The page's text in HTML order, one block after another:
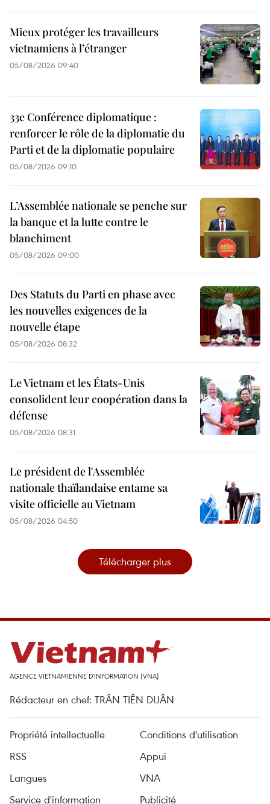
Mieux protéger les travailleurs
vietnamiens à l’étranger
05/08/2026 09:40
33e Conférence diplomatique :
renforcer le rôle de la diplomatie du
Parti et de la diplomatie populaire
05/08/2026 09:10
L’Assemblée nationale se penche sur
la banque et la lutte contre le
blanchiment
05/08/2026 09:00
Des Statuts du Parti en phase avec
les nouvelles exigences de la
nouvelle étape
05/08/2026 08:32
Le Vietnam et les États-Unis
consolident leur coopération dans la
défense
05/08/2026 08:31
Le président de l'Assemblée
nationale thaïlandaise entame sa
visite officielle au Vietnam
05/08/2026 04:50
Télécharger plus
AGENCE VIETNAMIENNE D'INFORMATION (VNA)
Rédacteur en chef: TRÂN TIÊN DUÂN
Propriété intellectuelle
Conditions d'utilisation
RSS
Appui
Langues
VNA
Service d'information
Publicité